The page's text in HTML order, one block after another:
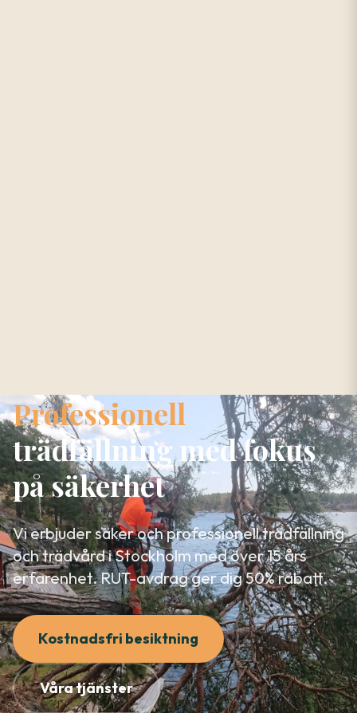
Professionell
trädfällning med fokus
på säkerhet
Vi erbjuder säker och professionell trädfällning
och trädvård i Stockholm med över 15 års
erfarenhet. RUT-avdrag ger dig 50% rabatt.
Kostnadsfri besiktning
Våra tjänster